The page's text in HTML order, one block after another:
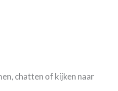
chatten of kijken naar